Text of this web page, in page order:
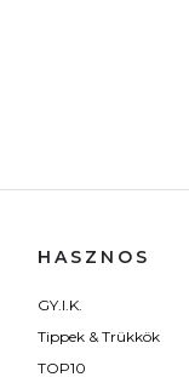
HASZNOS
GY.I.K.
Tippek & Trükkök
TOP10